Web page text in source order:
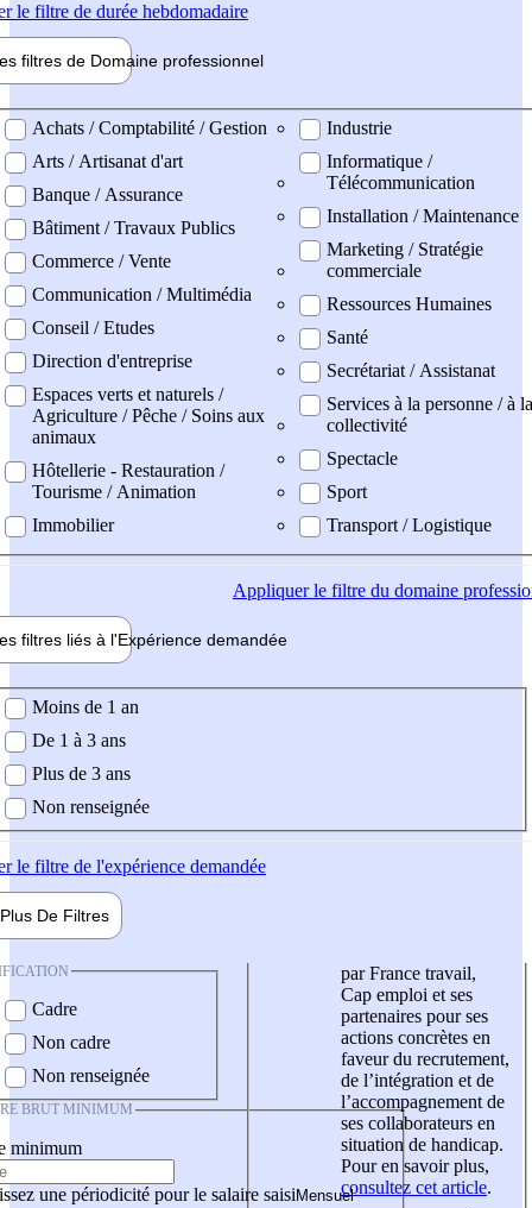
le filtre de durée hebdomadaire
filtres de Domaine professionnel
professionel
Achats / Comptabilité / Gestion
Arts / Artisanat d'art
Banque / Assurance
Bâtiment / Travaux Publics
Commerce / Vente
Communication / Multimédia
Conseil / Etudes
Direction d'entreprise
Espaces verts et naturels /
Agriculture / Pêche / Soins aux
animaux
Hôtellerie - Restauration /
Tourisme / Animation
Immobilier
Industrie
Informatique /
Télécommunication
Installation / Maintenance
Marketing / Stratégie
commerciale
Ressources Humaines
Santé
Secrétariat / Assistanat
Services à la personne / à la
collectivité
Spectacle
Sport
Transport / Logistique
Appliquerle filtre du domaine
filtres liés à l'Expérience demandée
demandée
Moins de 1 an
De 1 à 3 ans
Plus de 3 ans
Non renseignée
le filtre de l'expérience demandée
Plus De Filtres
Cadre
Non cadre
Non renseignée
BRUT MINIMUM
minimum
une périodicité pour le salaire saisi
par France travail,
Cap emploi et ses
partenaires pour ses
actions concrètes en
faveur du recrutement,
de l’intégration et de
l’accompagnement de
ses collaborateurs en
situation de handicap.
Pour en savoir plus,
consultez cet article.